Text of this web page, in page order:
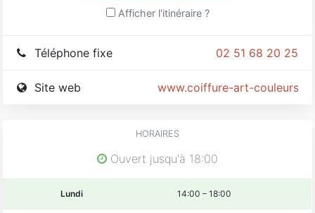
Afficher l'itinéraire ?
02 51 68 20 25
Téléphone fixe
www.coiffure-art-couleurs.fr
Site web
HORAIRES
Ouvert jusqu'à 18:00
Lundi 14:00 –18:00